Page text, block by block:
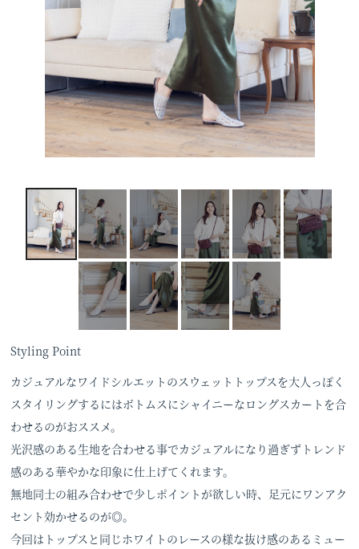
Styling Point
カジュアルなワイドシルエットのスウェットトップスを大人っぽく
スタイリングするにはボトムスにシャイニーなロングスカートを合
わせるのがおススメ。
光沢感のある生地を合わせる事でカジュアルになり過ぎずトレンド
感のある華やかな印象に仕上げてくれます。
無地同士の組み合わせで少しポイントが欲しい時、足元にワンアク
セント効かせるのが◎。
今回はトップスと同じホワイトのレースの様な抜け感のあるミュー